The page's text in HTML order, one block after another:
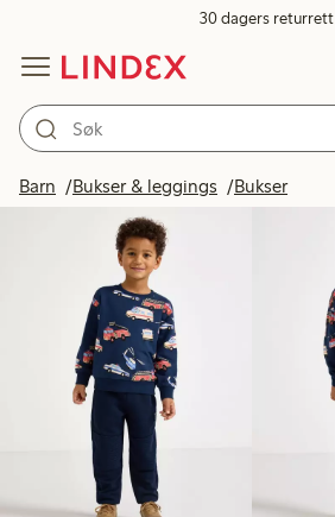
30 dagers returrett
Barn Bukser & leggings Bukser